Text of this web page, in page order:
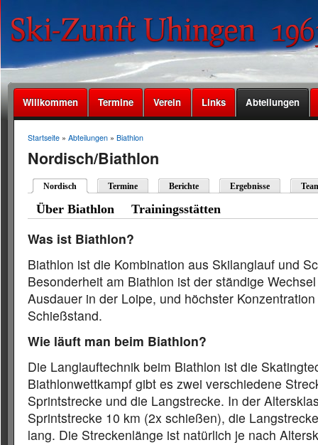
Willkommen Termine Verein Links Abteilungen
Startseite» Abteilungen» Biathlon
Nordisch/Biathlon
Nordisch Termine Berichte Ergebnisse
Über Biathlon Trainingsstätten
Was ist Biathlon?
Biathlon ist die Kombination aus Skilanglauf und
Besonderheit am Biathlon ist der ständige
Ausdauer in der Loipe, und höchster
Schießstand.
Wie läuft man beim Biathlon?
Die Langlauftechnik beim Biathlon ist die
Biathlonwettkampf gibt es zwei verschiedene
Sprintstrecke und die Langstrecke. In der
Sprintstrecke 10 km (2x schießen), die
lang. Die Streckenlänge ist natürlich je nach